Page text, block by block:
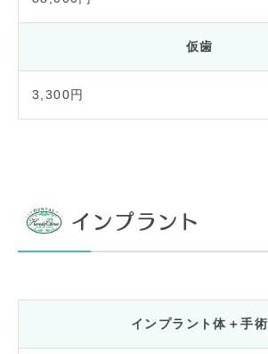
仮歯
3,300円
インプラント
インプラント体＋手術